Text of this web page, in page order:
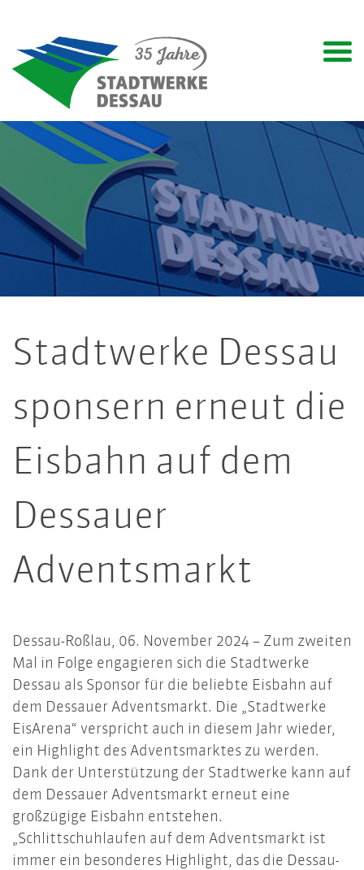
Stadtwerke Dessau
sponsern erneut die
Eisbahn auf dem
Dessauer
Adventsmarkt
Dessau-Roßlau, 06. November 2024 – Zum zweiten
Mal in Folge engagieren sich die Stadtwerke
Dessau als Sponsor für die beliebte Eisbahn auf
dem Dessauer Adventsmarkt. Die „Stadtwerke
EisArena“ verspricht auch in diesem Jahr wieder,
ein Highlight des Adventsmarktes zu werden.
Dank der Unterstützung der Stadtwerke kann auf
dem Dessauer Adventsmarkt erneut eine
großzügige Eisbahn entstehen.
„Schlittschuhlaufen auf dem Adventsmarkt ist
immer ein besonderes Highlight, das die Dessau-